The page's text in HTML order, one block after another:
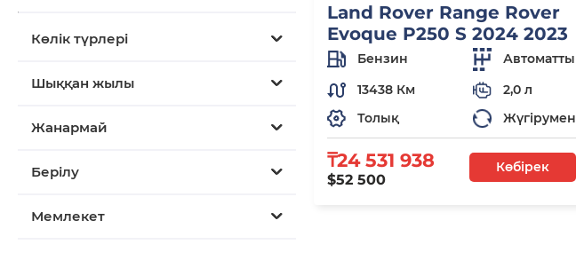
Көлік түрлері
Шыққан жылы
Жанармай
Берілу
Мемлекет
Land Rover Range Rover
Evoque P250 S 2024 2023
Бензин
Автоматты
13438 Км
2,0 л
Толық
Жүгірумен
₸24 531 938
$52 500
Көбірек